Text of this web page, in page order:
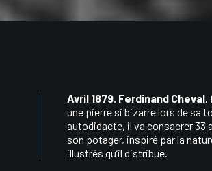
Avril 1879. Ferdinand
une pierre si bizarre lors de sa
autodidacte, il va consacrer 33
son potager, inspiré par la
illustrés qu’il distribue.